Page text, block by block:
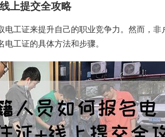
上提交全攻略
工证来提升自己的职业竞争力。然而，
工证的具体方法和步骤。